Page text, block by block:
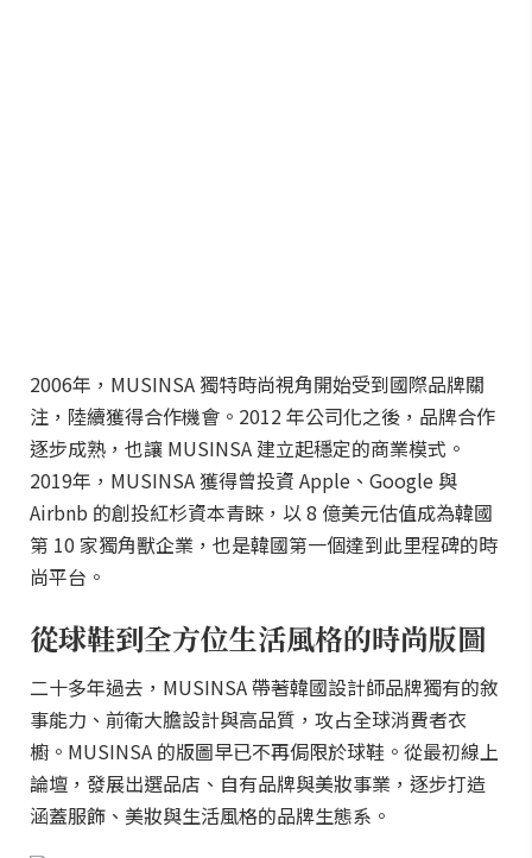
2006年，MUSINSA 獨特時尚視角開始受到國際品牌關
注，陸續獲得合作機會。2012 年公司化之後，品牌合作
逐步成熟，也讓 MUSINSA 建立起穩定的商業模式。
2019年，MUSINSA 獲得曾投資 Apple、Google 與
Airbnb 的創投紅杉資本青睞，以 8 億美元估值成為韓國
第 10 家獨角獸企業，也是韓國第一個達到此里程碑的時
尚平台。
從球鞋到全方位生活風格的時尚版圖
二十多年過去，MUSINSA 帶著韓國設計師品牌獨有的敘
事能力、前衛大膽設計與高品質，攻占全球消費者衣
櫥。MUSINSA 的版圖早已不再侷限於球鞋。從最初線上
論壇，發展出選品店、自有品牌與美妝事業，逐步打造
涵蓋服飾、美妝與生活風格的品牌生態系。